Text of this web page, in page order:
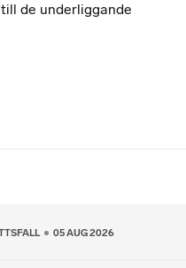
de underliggande
05 AUG 2026